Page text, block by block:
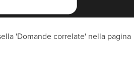
'Domande correlate' nella pagina